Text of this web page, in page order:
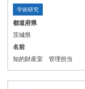
学術研究
都道府県
茨城県
名前
知的財産室 管理担当